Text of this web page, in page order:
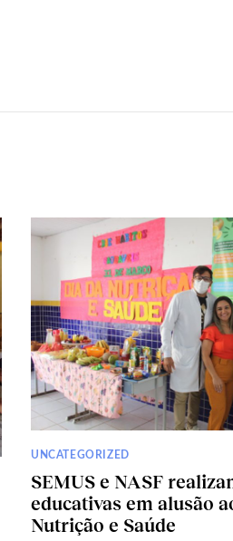
UNCATEGORIZED
SEMUS e NASF
educativas em alusão
Nutrição e Saúde